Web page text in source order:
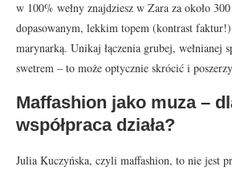
w 100% wełny znajdziesz w Zara za około
dopasowanym, lekkim topem (kontrast
marynarką. Unikaj łączenia grubej, wełnianej
swetrem – to może optycznie skrócić i
Maffashion jako muza –
współpraca działa?
Julia Kuczyńska, czyli maffashion, to nie jest